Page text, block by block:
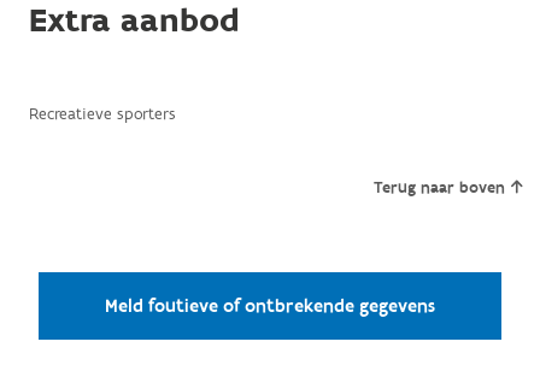
Extra aanbod
Recreatieve sporters
Terug naar boven
Meld foutieve of ontbrekende gegevens